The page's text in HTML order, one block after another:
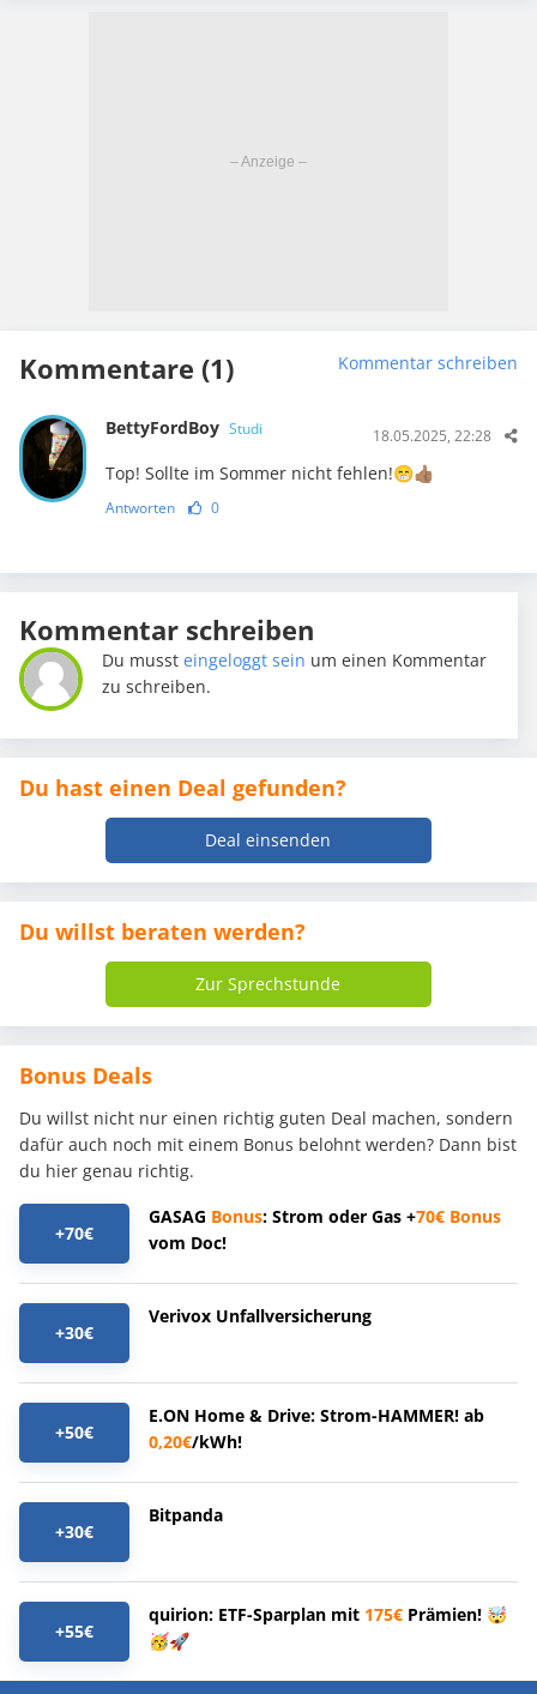
Kommentare (1) Kommentar schreiben
BettyFordBoy Studi 18.05.2025, 22:28
Top! Sollte im Sommer nicht fehlen!😁👍🏽
Antworten 0
Kommentar schreiben
Du mussteingeloggt sein um einen Kommentar
zu schreiben.
Du hast einen Deal gefunden?
Deal einsenden
Du willst beraten werden?
Zur Sprechstunde
Bonus Deals
Du willst nicht nur einen richtig guten Deal machen, sondern
dafür auch noch mit einem Bonus belohnt werden? Dann bist
du hier genau richtig.
+70€
GASAG Bonus: Strom oder Gas +70€ Bonus
vom Doc!
+30€
Verivox Unfallversicherung
+50€
E.ON Home & Drive: Strom-HAMMER! ab
0,20€/kWh!
+30€
Bitpanda
+55€
quirion: ETF-Sparplan mit 175€ Prämien! 🤯
🥳🚀